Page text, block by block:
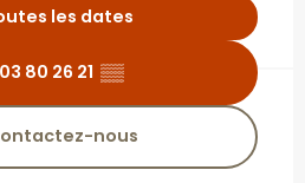
les dates
03 80 26 21 ▒▒
nous